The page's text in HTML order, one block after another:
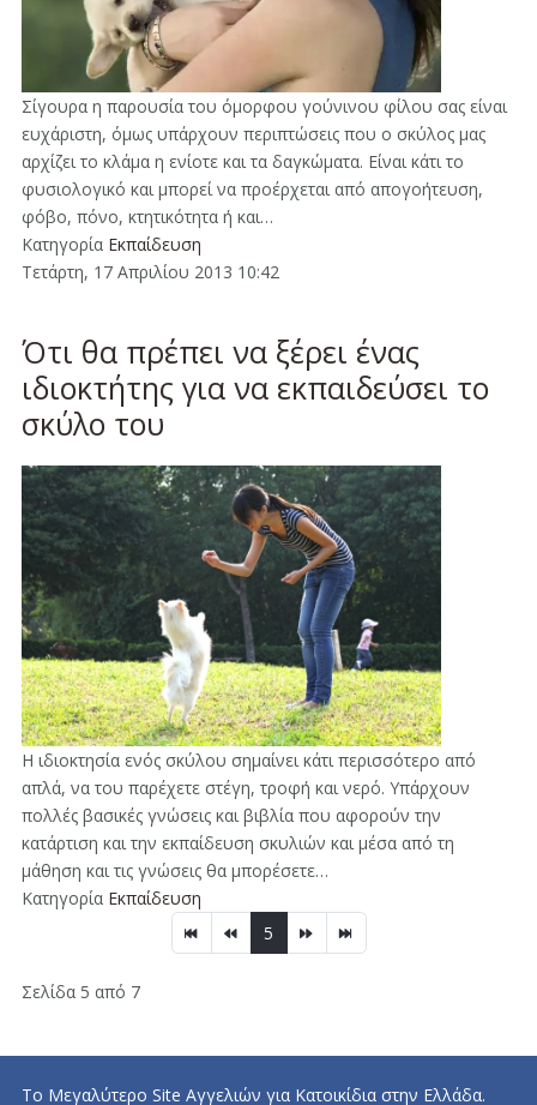
Σίγουρα η παρουσία του όμορφου γούνινου φίλου σας είναι
ευχάριστη, όμως υπάρχουν περιπτώσεις που ο σκύλος μας
αρχίζει το κλάμα η ενίοτε και τα δαγκώματα. Είναι κάτι το
φυσιολογικό και μπορεί να προέρχεται από απογοήτευση,
φόβο, πόνο, κτητικότητα ή και…
Κατηγορία Εκπαίδευση
Τετάρτη, 17 Απριλίου 2013 10:42
Ότι θα πρέπει να ξέρει ένας
ιδιοκτήτης για να εκπαιδεύσει το
σκύλο του
Η ιδιοκτησία ενός σκύλου σημαίνει κάτι περισσότερο από
απλά, να του παρέχετε στέγη, τροφή και νερό. Υπάρχουν
πολλές βασικές γνώσεις και βιβλία που αφορούν την
κατάρτιση και την εκπαίδευση σκυλιών και μέσα από τη
μάθηση και τις γνώσεις θα μπορέσετε…
Κατηγορία Εκπαίδευση
5
Σελίδα 5 από 7
Το Μεγαλύτερο Site Αγγελιών για Κατοικίδια στην Ελλάδα.